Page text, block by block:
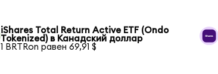
iShares Total Return Active ETF (Ondo
Tokenized) в Канадский доллар
1 BRTRon равен 69,91 $